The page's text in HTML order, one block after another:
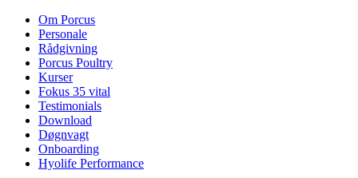
Om Porcus
Personale
Rådgivning
Porcus Poultry
Kurser
Fokus 35 vital
Testimonials
Download
Døgnvagt
Onboarding
Hyolife Performance